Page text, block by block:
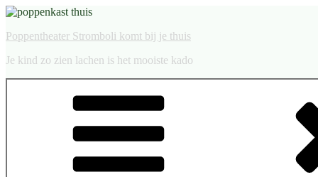
Ga
de
Poppentheater Stromboli komt bij je thuis
Je kind zo zien lachen is het mooiste kado